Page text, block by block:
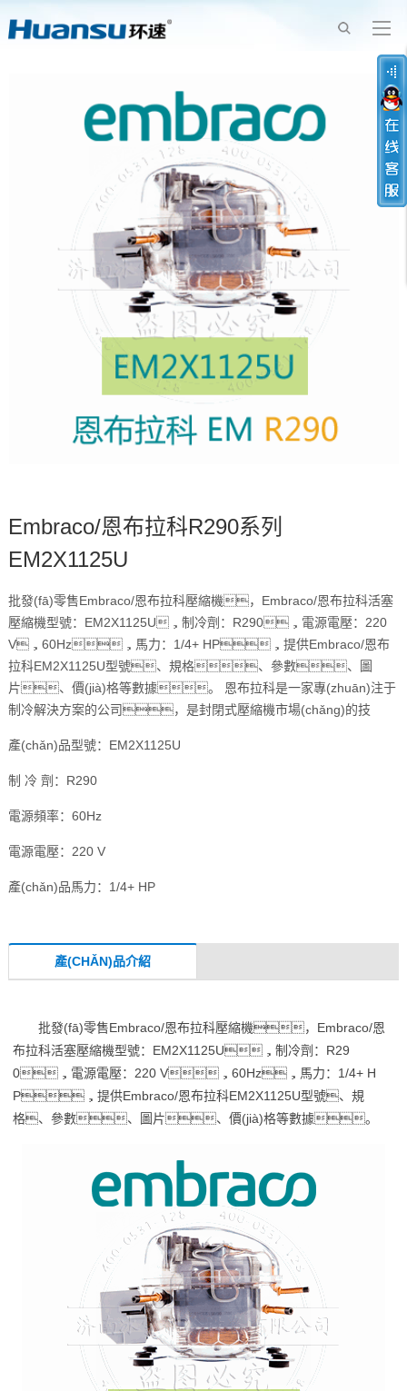
Embraco/恩布拉科R290系列
EM2X1125U
批發(fā)零售Embraco/恩布拉科壓縮機，Embraco/恩布拉科活塞
壓縮機型號：EM2X1125U，制冷劑：R290，電源電壓：220
V，60Hz，馬力：1/4+ HP，提供Embraco/恩布
拉科EM2X1125U型號、規格、參數、圖
片、價(jià)格等數據。 恩布拉科是一家專(zhuān)注于
制冷解決方案的公司，是封閉式壓縮機市場(chǎng)的技
產(chǎn)品型號：EM2X1125U
制 冷 劑：R290
電源頻率：60Hz
電源電壓：220 V
產(chǎn)品馬力：1/4+ HP
產(CHǍN)品介紹
批發(fā)零售Embraco/恩布拉科壓縮機，Embraco/恩
布拉科活塞壓縮機型號：EM2X1125U，制冷劑：R29
0，電源電壓：220 V，60Hz，馬力：1/4+ H
P，提供Embraco/恩布拉科EM2X1125U型號、規
格、參數、圖片、價(jià)格等數據。